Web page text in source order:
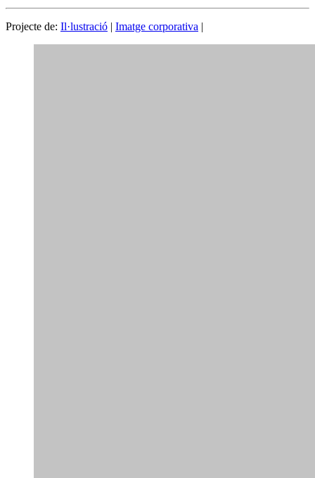
Projecte de: Il·lustració | Imatge corporativa |